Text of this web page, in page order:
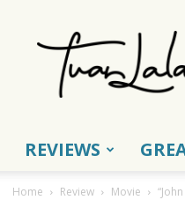
Tuấn
Lalarme
REVIEWS
Home Review Movie